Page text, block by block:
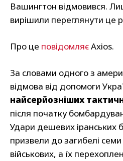
Вашингтон відмовився.
вирішили переглянути це
Про це повідомляєAxios.
За словами одного з
відмова від допомоги
найсерйозніших
після початку
Удари дешевих іранських
призвели до загибелі
військових, а їх